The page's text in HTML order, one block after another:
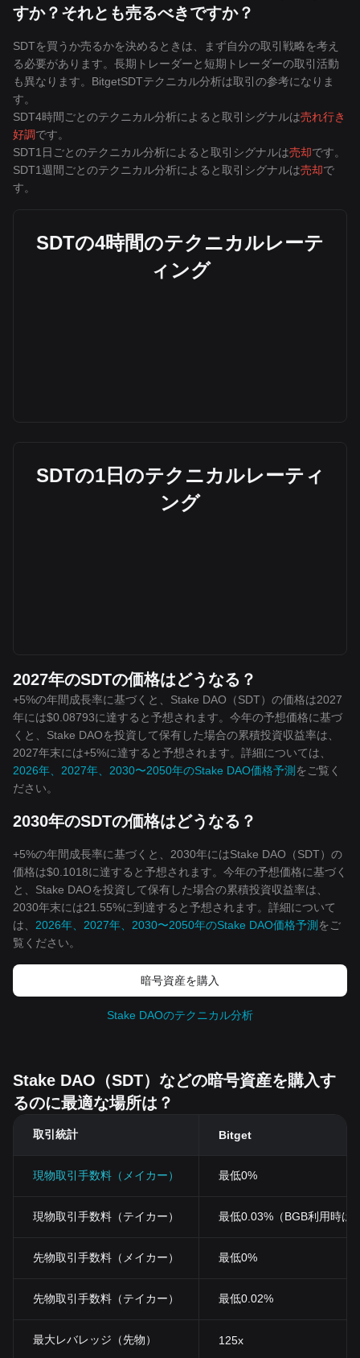
すか？それとも売るべきですか？
SDTを買うか売るかを決めるときは、まず自分の取引戦略を考え
る必要があります。長期トレーダーと短期トレーダーの取引活動
も異なります。BitgetSDTテクニカル分析は取引の参考になりま
す。
SDT4時間ごとのテクニカル分析によると取引シグナルは売れ行き
好調です。
SDT1日ごとのテクニカル分析によると取引シグナルは売却です。
SDT1週間ごとのテクニカル分析によると取引シグナルは売却で
す。
SDTの4時間のテクニカルレーテ
ィング
SDTの1日のテクニカルレーティ
ング
2027年のSDTの価格はどうなる？
+5%の年間成長率に基づくと、Stake DAO（SDT）の価格は2027
年には$0.08793に達すると予想されます。今年の予想価格に基づ
くと、Stake DAOを投資して保有した場合の累積投資収益率は、
2027年末には+5%に達すると予想されます。詳細については、
2026年、2027年、2030〜2050年のStake DAO価格予測 をご覧く
ださい。
2030年のSDTの価格はどうなる？
+5%の年間成長率に基づくと、2030年にはStake DAO（SDT）の
価格は$0.1018に達すると予想されます。今年の予想価格に基づく
と、Stake DAOを投資して保有した場合の累積投資収益率は、
2030年末には21.55%に到達すると予想されます。詳細について
は、 2026年、2027年、2030〜2050年のStake DAO価格予測 をご
覧ください。
暗号資産を購入
Stake DAOのテクニカル分析
Stake DAO（SDT）などの暗号資産を購入す
るのに最適な場所は？
取引統計 Bitget
現物取引手数料（メイカー） 最低0%
現物取引手数料（テイカー） 最低0.03%（BGB利用時は
先物取引手数料（メイカー） 最低0%
先物取引手数料（テイカー） 最低0.02%
最大レバレッジ（先物） 125x